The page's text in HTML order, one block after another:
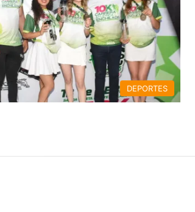
DEPORTES